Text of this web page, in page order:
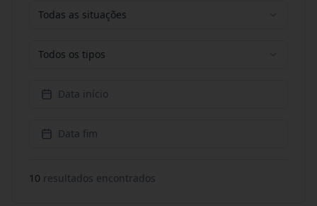
Todas as situações
Todos os tipos
Data início
Data fim
10 resultados encontrados